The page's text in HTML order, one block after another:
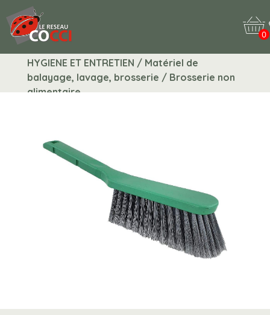
0
HYGIENE ET ENTRETIEN / Matériel de
balayage, lavage, brosserie / Brosserie non
alimentaire